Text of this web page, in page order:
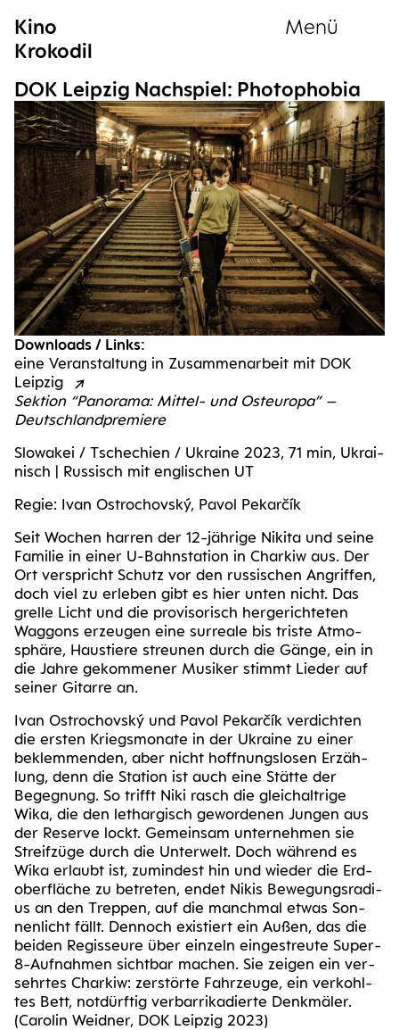
Kino
Krokodil
Menü
DOK Leip­zig Nach­spiel: Photophobia
eine Veranstaltung in Zusammenarbeit mit DOK
Leipzig
Sek­ti­on “Pan­ora­ma: Mit­tel- und Ost­eu­ro­pa” –
Deutschlandpremiere
Slo­wa­kei / Tsche­chi­en / Ukrai­ne 2023, 71 min, Ukrai­
nisch | Rus­sisch mit eng­li­schen UT
Regie: Ivan Ost­ro­ch­ovs­ký, Pavol Pekarčík
Seit Wochen har­ren der 12-jäh­ri­ge Niki­ta und sei­ne
Fami­lie in einer U‑Bahnstation in Char­kiw aus. Der
Ort ver­spricht Schutz vor den rus­si­schen Angrif­fen,
doch viel zu erle­ben gibt es hier unten nicht. Das
grel­le Licht und die pro­vi­so­risch her­ge­rich­te­ten
Wag­gons erzeu­gen eine sur­rea­le bis tris­te Atmo­
sphä­re, Haus­tie­re streu­nen durch die Gän­ge, ein in
die Jah­re gekom­me­ner Musi­ker stimmt Lie­der auf
sei­ner Gitar­re an.
Ivan Ost­ro­ch­ovs­ký und Pavol Pekarčík ver­dich­ten
die ers­ten Kriegs­mo­na­te in der Ukrai­ne zu einer
beklem­men­den, aber nicht hoff­nungs­lo­sen Erzäh­
lung, denn die Sta­ti­on ist auch eine Stät­te der
Begeg­nung. So trifft Niki rasch die gleich­alt­ri­ge
Wika, die den lethar­gisch gewor­de­nen Jun­gen aus
der Reser­ve lockt. Gemein­sam unter­neh­men sie
Streif­zü­ge durch die Unter­welt. Doch wäh­rend es
Wika erlaubt ist, zumin­dest hin und wie­der die Erd­
ober­flä­che zu betre­ten, endet Nikis Bewe­gungs­ra­di­
us an den Trep­pen, auf die manch­mal etwas Son­
nen­licht fällt. Den­noch exis­tiert ein Außen, das die
bei­den Regis­seu­re über ein­zeln ein­ge­streu­te Super-
8-Auf­nah­men sicht­bar machen. Sie zei­gen ein ver­
sehr­tes Char­kiw: zer­stör­te Fahr­zeu­ge, ein ver­kohl­
tes Bett, not­dürf­tig ver­bar­ri­ka­dier­te Denk­mä­ler.
(Caro­lin Weid­ner, DOK Leip­zig 2023)